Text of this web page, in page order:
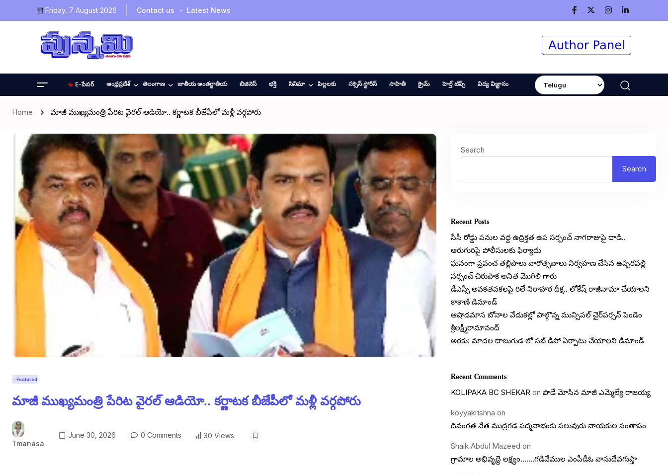
Friday, 7 August 2026 Contact us Latest News
E-పేపర్ ఆంధ్రప్రదేశ్ తెలంగాణ జాతీయ అంతర్జాతీయ బిజినెస్ భక్తి సినిమా పిల్లలకు సక్సెస్ స్టోరీస్ సాహితీ క్రైమ్ హెల్త్ టిప్స్ విద్య విజ్ఞానం
Home మాజీ ముఖ్యమంత్రి పేరిట వైరల్ ఆడియో.. కర్ణాటక బీజేపీలో మళ్లీ వర్గపోరు
- Featured
మాజీ ముఖ్యమంత్రి పేరిట వైరల్ ఆడియో.. కర్ణాటక బీజేపీలో మళ్లీ వర్గపోరు
Tmanasa
June 30, 2026 0 Comments 30 Views
Search
Search
Recent Posts
సీసీ రోడ్డు పనుల వద్ద ఉద్రిక్తత ఉప సర్పంచ్ నాగరాజుపై దాడి..
ఆరుగురిపై పోలీసులకు ఫిర్యాదు
ఘనంగా ప్రపంచ తల్లిపాలు వారోత్సవాలు నిర్వహణ చేసిన ఉప్పరపల్లి
సర్పంచ్ చిరుపాక అనిత మొగిలి గారు
డీఎస్సీ అవకతవకలపై రిలే నిరాహార దీక్ష.. లోకేష్ రాజీనామా చేయాలని
కాకాణి డిమాండ్
ఆషాడమాస బోనాల వేడుకల్లో పాల్గొన్న మున్సిపల్ చైర్‌పర్సన్ పెండెం
శ్రీలక్ష్మీరామానంద్
అరకు: మాదల దాబుగుడ లో సబ్ డిపో ఏర్పాటు చేయాలని డిమాండ్
Recent Comments
KOLIPAKA BC SHEKAR onపాడే మోసిన మాజీ ఎమ్మెల్యే రాజయ్య
koyyakrishna on
దివంగత నేత ముద్రగడ పద్మనాభంకు పలువురు నాయకుల సంతాపం
Shaik Abdul Mazeed on
గ్రామాల అభివృద్దె లక్ష్యం…….గడివేముల ఎంపీడీఓ వాసుదేవగుప్తా